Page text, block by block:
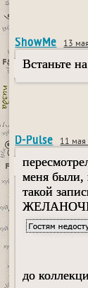
ShowMe 13
Встаньте
D-Pulse 11
меня были,
такой
до